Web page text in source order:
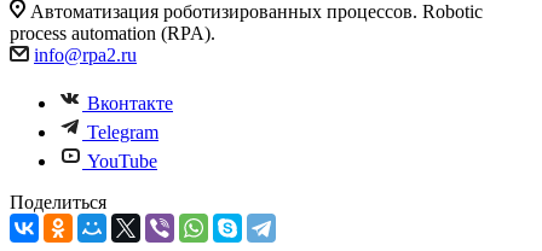
Автоматизация роботизированных процессов. Robotic
process automation (RPA).
info@rpa2.ru
Вконтакте
Telegram
YouTube
Поделиться